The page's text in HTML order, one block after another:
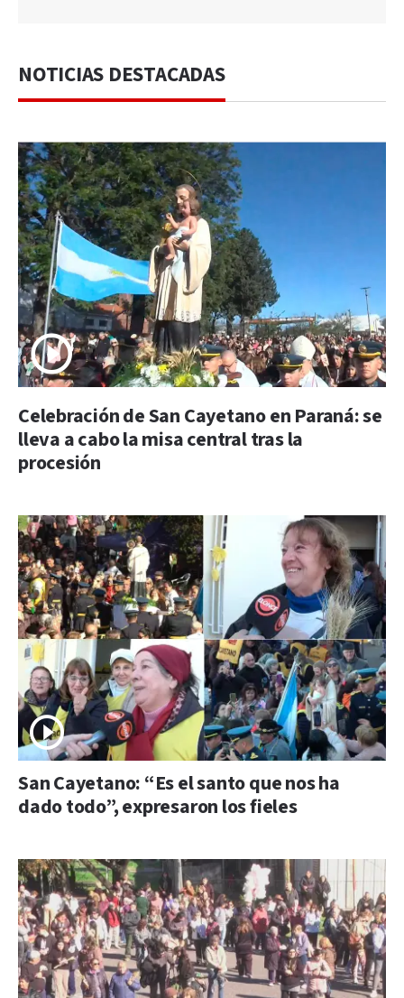
NOTICIAS DESTACADAS
Celebración de San Cayetano en Paraná: se
lleva a cabo la misa central tras la
procesión
San Cayetano: “Es el santo que nos ha
dado todo”, expresaron los fieles